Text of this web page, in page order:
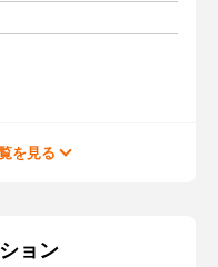
を見る
ョン